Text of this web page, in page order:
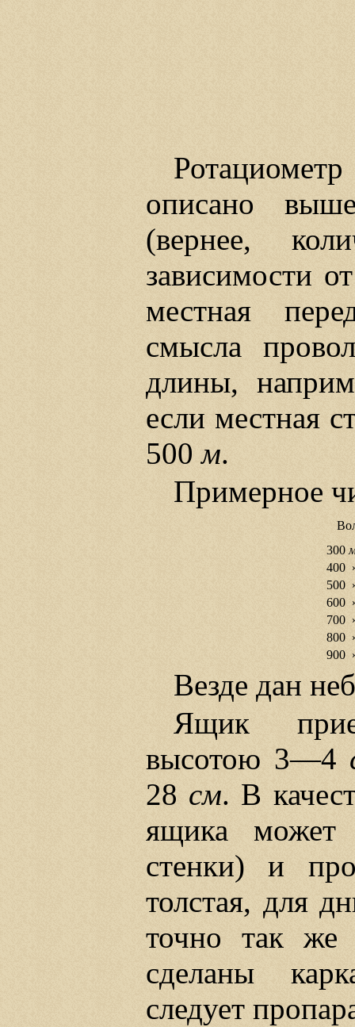
описано
(вернее,
зависимости
местная
смысла
длины,
если местная
500м.
Примерное
300
400
500
600
700
800
900
Везде дан
Ящик
высотою 3—4
28 см. В
ящика
стенки) и
толстая, для
точно так же
сделаны
следует